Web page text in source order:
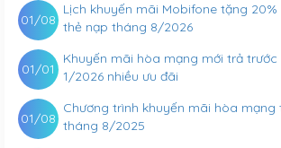
Lịch khuyến mãi Mobifone tặng
thẻ nạp tháng 8/2026
01/08
Khuyến mãi hòa mạng mới trả
1/2026 nhiều ưu đãi
01/01
Chương trình khuyến mãi hòa mạng
tháng 8/2025
01/08